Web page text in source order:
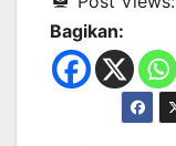
Bagikan: